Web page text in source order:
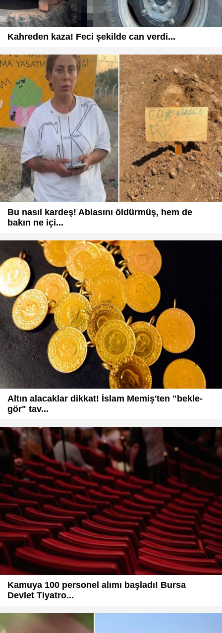
Kahreden kaza! Feci şekilde can verdi...
Bu nasıl kardeş! Ablasını öldürmüş, hem de
bakın ne içi...
Altın alacaklar dikkat! İslam Memiş'ten "bekle-
gör" tav...
Kamuya 100 personel alımı başladı! Bursa
Devlet Tiyatro...